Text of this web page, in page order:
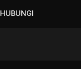
HUBUNGI